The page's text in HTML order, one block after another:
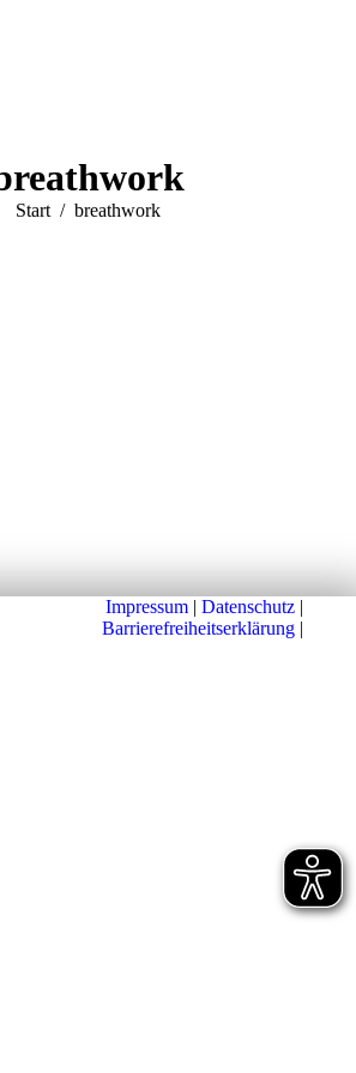
Sie befinden sich hier:
Start breathwork
Impressum | Datenschutz |
Barrierefreiheitserklärung |